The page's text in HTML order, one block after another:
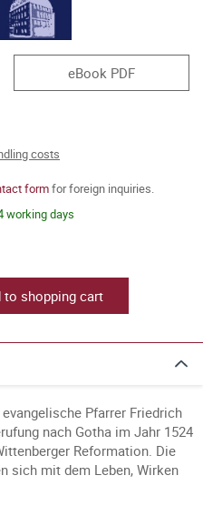
eBook PDF
costs
formfor foreign inquiries.
working days
to shopping cart
Pfarrer Friedrich
nach Gotha im Jahr 1524
Reformation. Die
sich mit dem Leben, Wirken